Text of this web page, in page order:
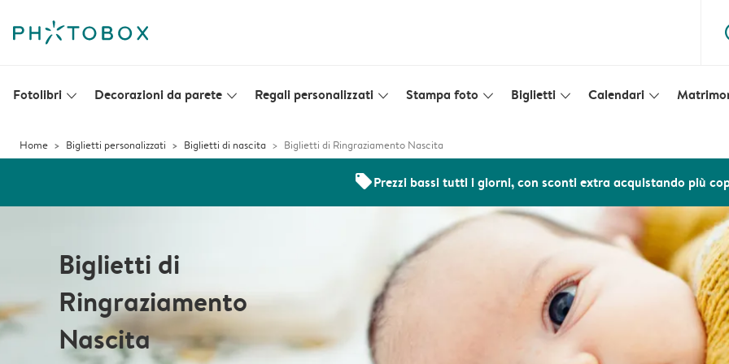
Fotolibri slim_arrow_down Decorazioni da parete slim_arrow_down Regali personalizzati slim_arrow_down Stampa foto slim_arrow_down Biglietti slim_arrow_down Calendari slim_arrow_down
Home Biglietti personalizzati Biglietti di nascita Biglietti di Ringraziamento Nascita
offersPrezzi bassi tutti i giorni, con sconti extra acquistando più
Biglietti di
Ringraziamento
Nascita